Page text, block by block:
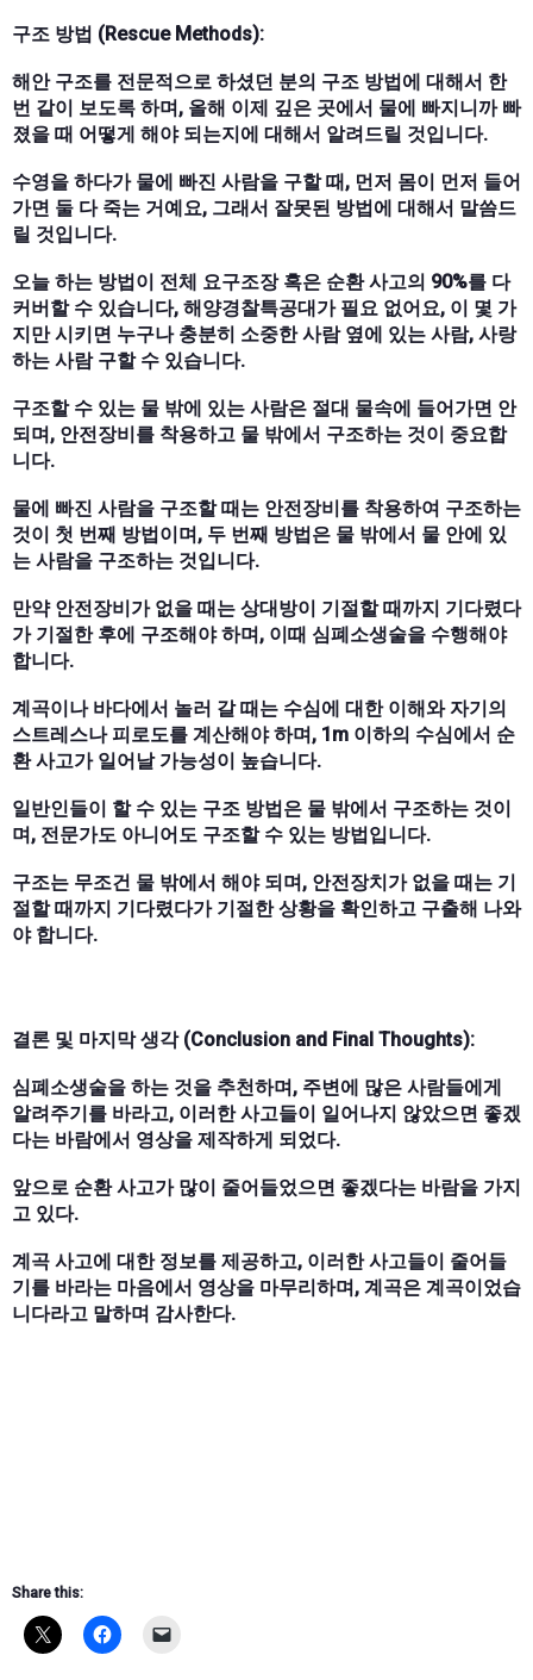
구조 방법 (Rescue Methods):
해안 구조를 전문적으로 하셨던 분의 구조 방법에 대해서 한
번 같이 보도록 하며, 올해 이제 깊은 곳에서 물에 빠지니까 빠
졌을 때 어떻게 해야 되는지에 대해서 알려드릴 것입니다.
수영을 하다가 물에 빠진 사람을 구할 때, 먼저 몸이 먼저 들어
가면 둘 다 죽는 거예요, 그래서 잘못된 방법에 대해서 말씀드
릴 것입니다.
오늘 하는 방법이 전체 요구조장 혹은 순환 사고의 90%를 다
커버할 수 있습니다, 해양경찰특공대가 필요 없어요, 이 몇 가
지만 시키면 누구나 충분히 소중한 사람 옆에 있는 사람, 사랑
하는 사람 구할 수 있습니다.
구조할 수 있는 물 밖에 있는 사람은 절대 물속에 들어가면 안
되며, 안전장비를 착용하고 물 밖에서 구조하는 것이 중요합
니다.
물에 빠진 사람을 구조할 때는 안전장비를 착용하여 구조하는
것이 첫 번째 방법이며, 두 번째 방법은 물 밖에서 물 안에 있
는 사람을 구조하는 것입니다.
만약 안전장비가 없을 때는 상대방이 기절할 때까지 기다렸다
가 기절한 후에 구조해야 하며, 이때 심폐소생술을 수행해야
합니다.
계곡이나 바다에서 놀러 갈 때는 수심에 대한 이해와 자기의
스트레스나 피로도를 계산해야 하며, 1m 이하의 수심에서 순
환 사고가 일어날 가능성이 높습니다.
일반인들이 할 수 있는 구조 방법은 물 밖에서 구조하는 것이
며, 전문가도 아니어도 구조할 수 있는 방법입니다.
구조는 무조건 물 밖에서 해야 되며, 안전장치가 없을 때는 기
절할 때까지 기다렸다가 기절한 상황을 확인하고 구출해 나와
야 합니다.
결론 및 마지막 생각 (Conclusion and Final Thoughts):
심폐소생술을 하는 것을 추천하며, 주변에 많은 사람들에게
알려주기를 바라고, 이러한 사고들이 일어나지 않았으면 좋겠
다는 바람에서 영상을 제작하게 되었다.
앞으로 순환 사고가 많이 줄어들었으면 좋겠다는 바람을 가지
고 있다.
계곡 사고에 대한 정보를 제공하고, 이러한 사고들이 줄어들
기를 바라는 마음에서 영상을 마무리하며, 계곡은 계곡이었습
니다라고 말하며 감사한다.
Share this: